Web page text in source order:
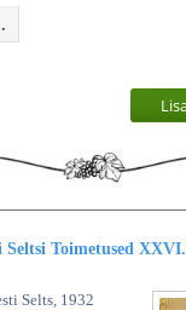
Seltsi Toimetused
Selts, 1932